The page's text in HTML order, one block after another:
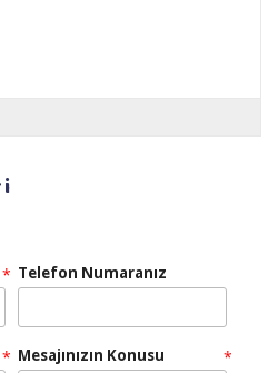
HAVLU MAKİNESİ 26 CM -
* Telefon Numaranız
* Mesajınızın Konusu *